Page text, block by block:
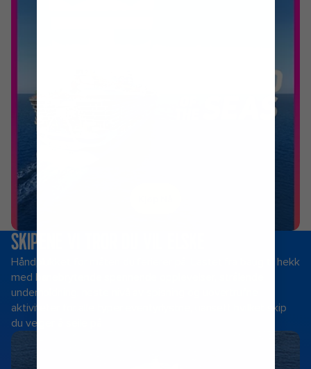
SKIPENE VI TROR DU VIL ELSKE
Håndplukket for måten du ferierer på. Lastet fra baug til hekk
med banebrytende spennende opplevelser, strålende
underholdning, neste nivå av spisning og uovertrufne
aktiviteter for alle typer eventyrlystne, uansett hvilket skip
du velger å seile på.